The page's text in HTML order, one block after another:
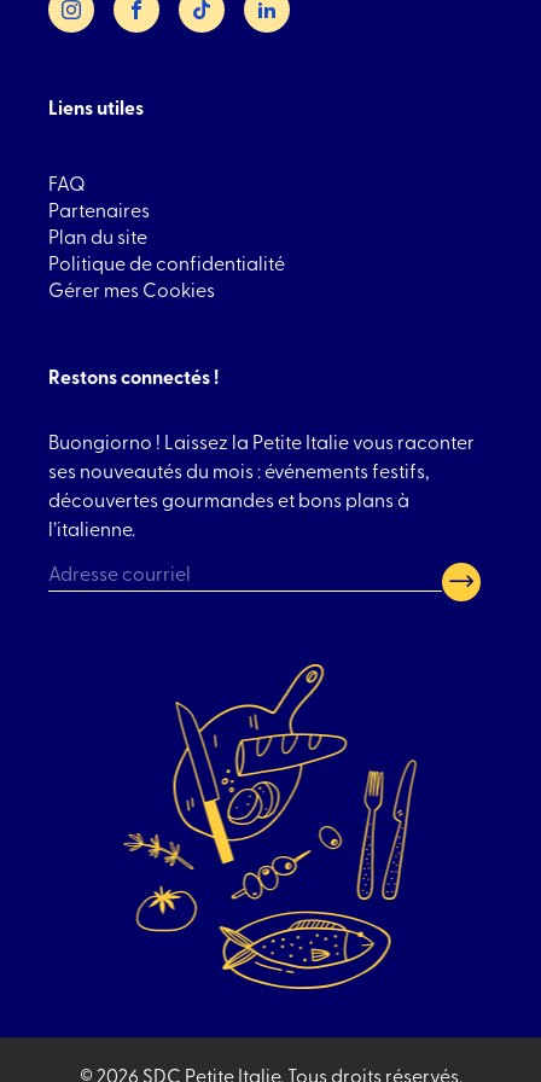
Liens utiles
FAQ
Partenaires
Plan du site
Politique de confidentialité
Gérer mes Cookies
Restons connectés !
Buongiorno ! Laissez la Petite Italie vous raconter
ses nouveautés du mois : événements festifs,
découvertes gourmandes et bons plans à
l’italienne.
© 2026 SDC Petite Italie. Tous droits réservés.